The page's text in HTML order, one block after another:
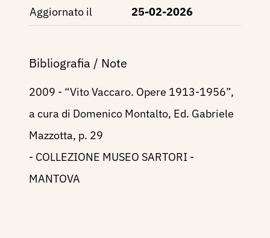
Aggiornato il
25-02-2026
Bibliografia / Note
2009 - “Vito Vaccaro. Opere 1913-1956”,
a cura di Domenico Montalto, Ed. Gabriele
Mazzotta, p. 29
- COLLEZIONE MUSEO SARTORI -
MANTOVA